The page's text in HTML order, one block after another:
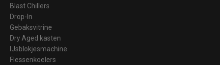
Blast Chillers
Drop-In
Gebaksvitrine
Dry Aged kasten
IJsblokjesmachine
Flessenkoelers